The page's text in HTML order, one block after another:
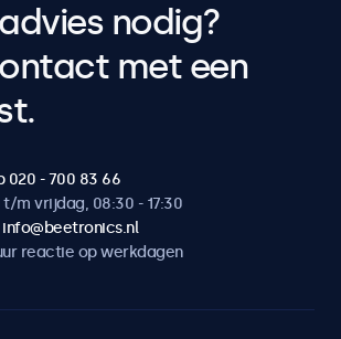
nodig?
met een
020 - 700 83 66
m vrijdag, 08:30 - 17:30
reactie op werkdagen